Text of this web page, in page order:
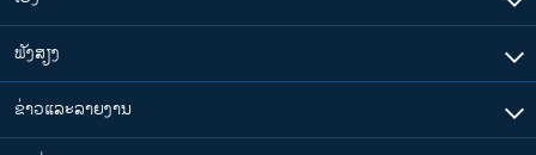
ຟັງສຽງ
ຂ່າວແລະລາຍງານ